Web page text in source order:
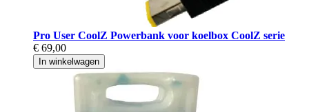
Pro User CoolZ Powerbank voor koelbox CoolZ serie
€ 69,00
In winkelwagen